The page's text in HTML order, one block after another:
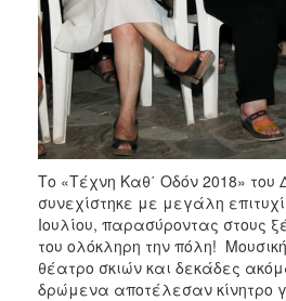
ΤΟΠΟΣ
ΠΟΛΙΤΙΣΜΟΣ
ΑΝΘΕΚΤΙΚΗ
ΠΟΛΗ
Το «Τέχνη Καθ΄ Οδόν 2018» του
συνεχίστηκε με μεγάλη
Ιουλίου, παρασύροντας στους
του ολόκληρη την πόλη!
θέατρο σκιών και δεκάδες
δρώμενα αποτέλεσαν κίνητρο